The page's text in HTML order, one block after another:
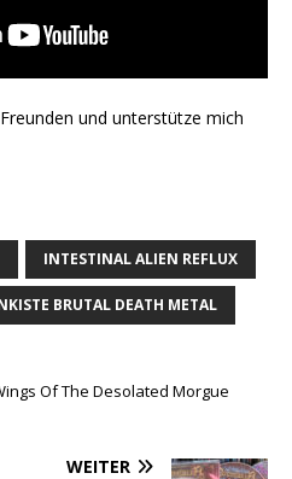
und unterstütze mich
INTESTINAL ALIEN REFLUX
BRUTAL DEATH METAL
Of The Desolated Morgue
WEITER